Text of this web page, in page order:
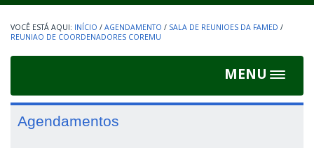
INÍCIO / AGENDAMENTO / SALA DE REUNIOES DA FAMED /
REUNIAO DE COORDENADORES COREMU
MENU
Toggle
Agendamentos